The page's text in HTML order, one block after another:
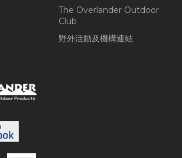
The Overlander Outdoor
Club
野外活動及機構連結